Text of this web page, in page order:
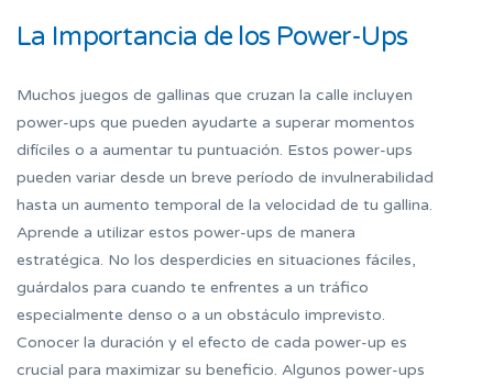
La Importancia de los Power-Ups
Muchos juegos de gallinas que cruzan la calle incluyen
power-ups que pueden ayudarte a superar momentos
difíciles o a aumentar tu puntuación. Estos power-ups
pueden variar desde un breve período de invulnerabilidad
hasta un aumento temporal de la velocidad de tu gallina.
Aprende a utilizar estos power-ups de manera
estratégica. No los desperdicies en situaciones fáciles,
guárdalos para cuando te enfrentes a un tráfico
especialmente denso o a un obstáculo imprevisto.
Conocer la duración y el efecto de cada power-up es
crucial para maximizar su beneficio. Algunos power-ups